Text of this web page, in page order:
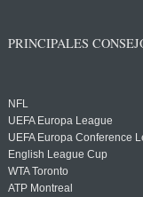
PRINCIPALES
NFL
UEFA Europa League
UEFA Europa Conference
English League Cup
WTA Toronto
ATP Montreal